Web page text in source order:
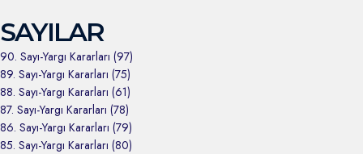
SAYILAR
90. Sayı-Yargı Kararları (97)
89. Sayı-Yargı Kararları (75)
88. Sayı-Yargı Kararları (61)
87. Sayı-Yargı Kararları (78)
86. Sayı-Yargı Kararları (79)
85. Sayı-Yargı Kararları (80)